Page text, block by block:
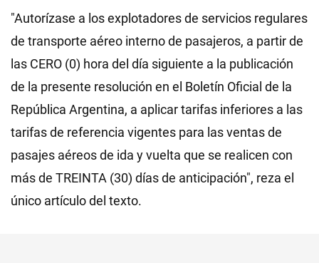
"Autorízase a los explotadores de servicios regulares
de transporte aéreo interno de pasajeros, a partir de
las CERO (0) hora del día siguiente a la publicación
de la presente resolución en el Boletín Oficial de la
República Argentina, a aplicar tarifas inferiores a las
tarifas de referencia vigentes para las ventas de
pasajes aéreos de ida y vuelta que se realicen con
más de TREINTA (30) días de anticipación", reza el
único artículo del texto.